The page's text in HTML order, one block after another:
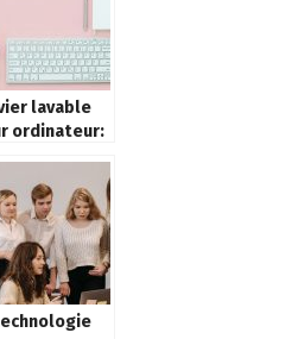
lavable
ordinateur: